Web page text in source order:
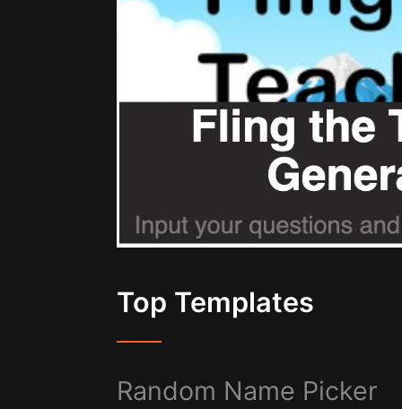
Top Templates
Random Name Picker